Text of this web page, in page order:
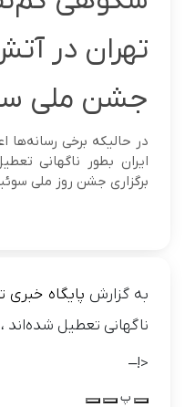
تهران در
جشن ملی
در حالیکه برخی رسانه‌ها
ایران بطور ناگهانی
برگزاری جشن روز ملی
به گزارش پایگاه خبری
ناگهانی تعطیل
<!–
پ